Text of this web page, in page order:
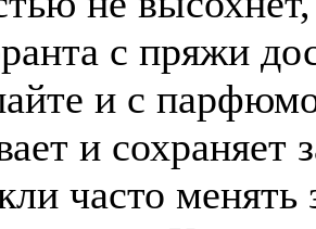
с пряжи
и с
и сохраняет
часто менять